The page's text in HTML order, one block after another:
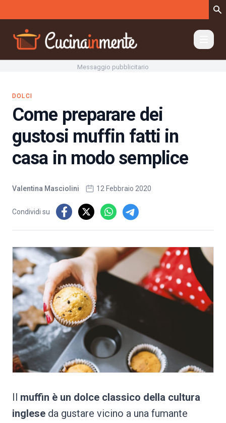
Messaggio pubblicitario
DOLCI
Come preparare dei
gustosi muffin fatti in
casa in modo semplice
Valentina Masciolini 12 Febbraio 2020
Condividi su
Il muffin è un dolce classico della cultura
inglese da gustare vicino a una fumante